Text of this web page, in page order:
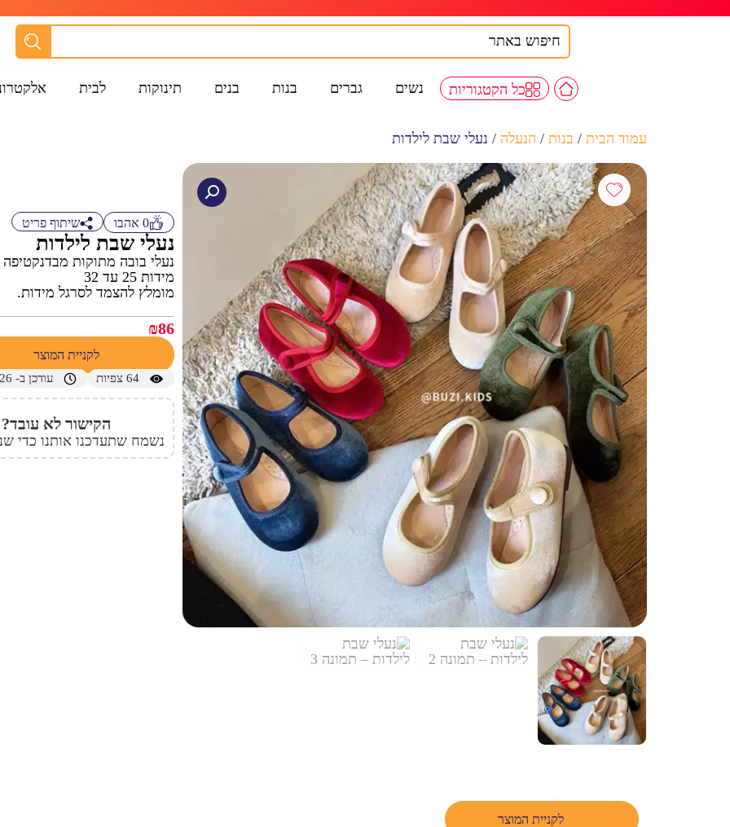
כל הקטגוריות נשים גברים בנות בנים תינוקות לבית
עמוד הבית / בנות / הנעלה / נעלי שבת לילדות
0 אהבו שיתוף פריט
נעלי שבת לילדות
נעלי בובה מתוקות מבדנקטיפה
מידות 25 עד 32
מומלץ להצמד לסרגל מידות.
₪86
לקניית המוצר
64 צפיות עודכן ב- 24/01/2026
הקישור לא עובד?
נשמח שתעדכנו אותנו כדי
לקניית המוצר